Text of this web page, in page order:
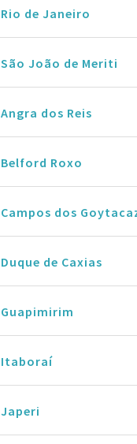
Rio de Janeiro
São João de Meriti
Angra dos Reis
Belford Roxo
Campos dos
Duque de Caxias
Guapimirim
Itaboraí
Japeri